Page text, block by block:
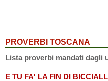
PROVERBI TOSCANA
Lista proverbi mandati dagli
E TU FA' LA FIN DI